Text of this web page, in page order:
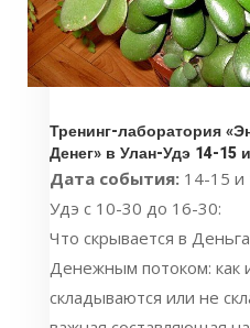
Тренинг-лаборатория
Денег» в Улан-Удэ 14-15
Дата события: 14-15 и
Удэ с 10-30 до 16-30:
Что скрывается в
Денежным потоком: как
складываются или не